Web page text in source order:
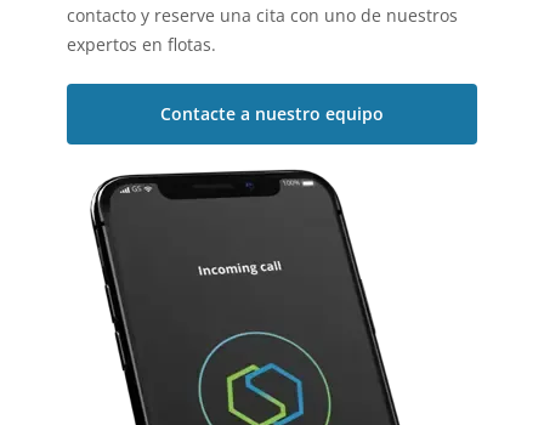
contacto y reserve una cita con uno de nuestros
expertos en flotas.
Contacte a nuestro equipo